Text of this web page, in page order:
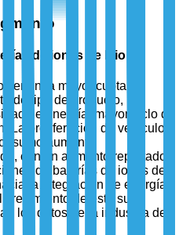
de iones de litio
la mayor cuota de
de tipo de producto,
de energía, mayor ciclo de
La proliferación de vehículos
aumenta
con un aumento reportado
de baterías de iones de
la integración de energía
de este sub-
los datos de la industria de